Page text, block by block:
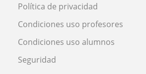
Política de privacidad
Condiciones uso profesores
Condiciones uso alumnos
Seguridad